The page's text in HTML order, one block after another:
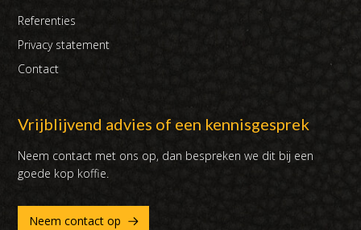
Referenties
Privacy statement
Contact
Vrijblijvend advies of een kennisgesprek
Neem contact met ons op, dan bespreken we dit bij een
goede kop koffie.
Neem contact op